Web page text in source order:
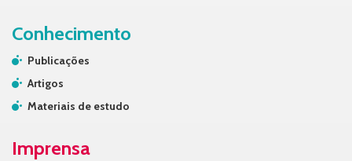
Conhecimento
Publicações
Artigos
Materiais de estudo
Imprensa